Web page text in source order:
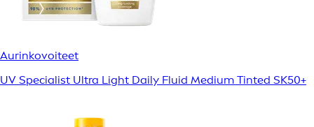
Aurinkovoiteet
UV Specialist Ultra Light Daily Fluid Medium Tinted SK50+